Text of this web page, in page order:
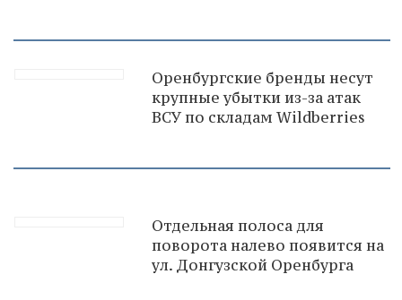
Оренбургские бренды несут
крупные убытки из-за атак
ВСУ по складам Wildberries
Отдельная полоса для
поворота налево появится на
ул. Донгузской Оренбурга